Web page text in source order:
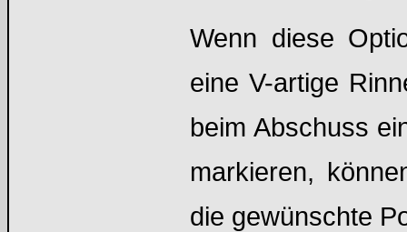
Wenn diese
eine V-artige
beim Abschuss
markieren,
die gewünschte